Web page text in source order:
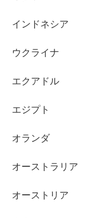
インドネシア
ウクライナ
エクアドル
エジプト
オランダ
オーストラリア
オーストリア